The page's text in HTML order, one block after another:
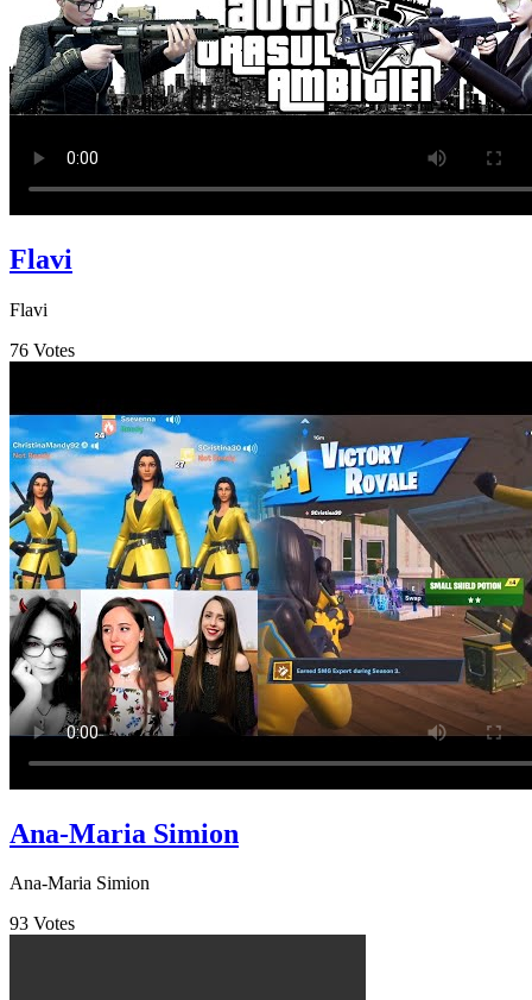
Flavi
Flavi
76 Votes
Ana-Maria Simion
Ana-Maria Simion
93 Votes